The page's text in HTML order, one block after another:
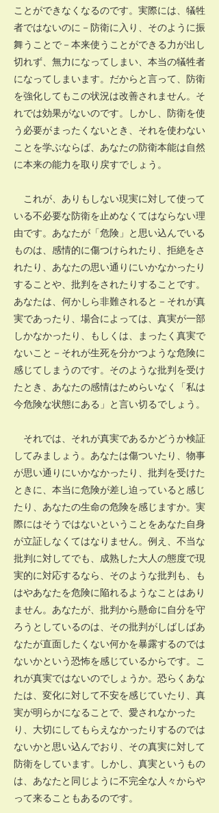
ことができなくなるのです。実際には、犠牲
者ではないのに－防衛に入り、そのように振
舞うことで－本来使うことができる力が出し
切れず、無力になってしまい、本当の犠牲者
になってしまいます。だからと言って、防衛
を強化してもこの状況は改善されません。そ
れでは効果がないのです。しかし、防衛を使
う必要がまったくないとき、それを使わない
ことを学ぶならば、あなたの防衛本能は自然
に本来の能力を取り戻すでしょう。
これが、ありもしない現実に対して使って
いる不必要な防衛を止めなくてはならない理
由です。あなたが「危険」と思い込んでいる
ものは、感情的に傷つけられたり、拒絶をさ
れたり、あなたの思い通りにいかなかったり
することや、批判をされたりすることです。
あなたは、何かしら非難されると－それが真
実であったり、場合によっては、真実が一部
しかなかったり、もしくは、まったく真実で
ないこと－それが生死を分かつような危険に
感じてしまうのです。そのような批判を受け
たとき、あなたの感情はためらいなく「私は
今危険な状態にある」と言い切るでしょう。
それでは、それが真実であるかどうか検証
してみましょう。あなたは傷ついたり、物事
が思い通りにいかなかったり、批判を受けた
ときに、本当に危険が差し迫っていると感じ
たり、あなたの生命の危険を感じますか。実
際にはそうではないということをあなた自身
が立証しなくてはなりません。例え、不当な
批判に対してでも、成熟した大人の態度で現
実的に対応するなら、そのような批判も、も
はやあなたを危険に陥れるようなことはあり
ません。あなたが、批判から懸命に自分を守
ろうとしているのは、その批判がしばしばあ
なたが直面したくない何かを暴露するのでは
ないかという恐怖を感じているからです。こ
れが真実ではないのでしょうか。恐らくあな
たは、変化に対して不安を感じていたり、真
実が明らかになることで、愛されなかった
り、大切にしてもらえなかったりするのでは
ないかと思い込んでおり、その真実に対して
防衛をしています。しかし、真実というもの
は、あなたと同じように不完全な人々からや
って来ることもあるのです。